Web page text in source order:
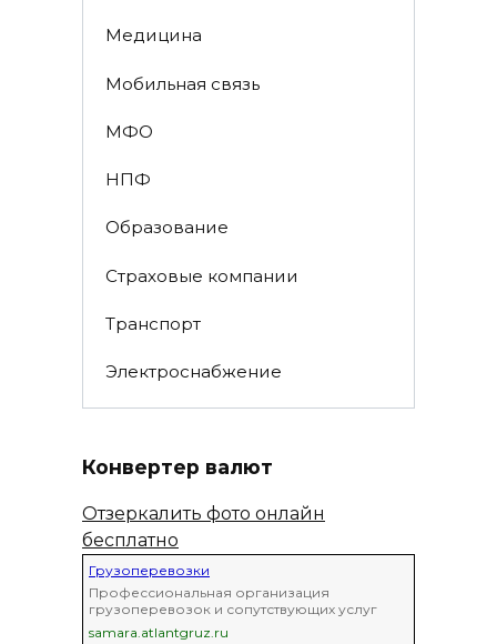
Медицина
Мобильная связь
МФО
НПФ
Образование
Страховые компании
Транспорт
Электроснабжение
Конвертер валют
Отзеркалить фото онлайн
бесплатно
Грузоперевозки
Профессиональная организация
грузоперевозок и сопутствующих услуг
samara.atlantgruz.ru